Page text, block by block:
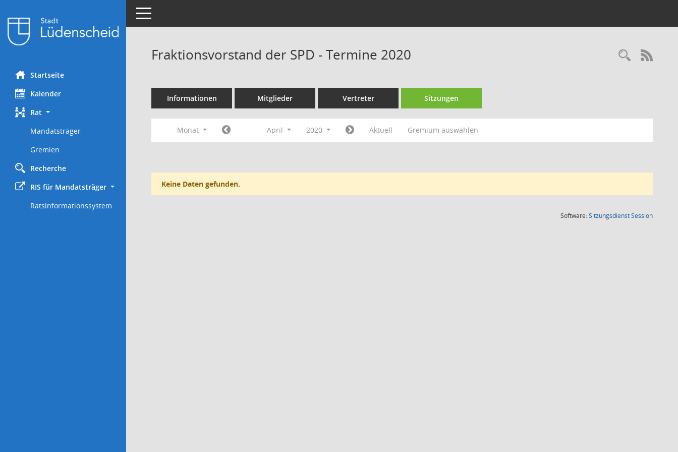
Startseite
Kalender
Rat
Mandatsträger
Gremien
Recherche
RIS für Mandatsträger
Ratsinformationssystem
Toggle navigation
Fraktionsvorstand der SPD - Termine 2020
Informationen Mitglieder Vertreter Sitzungen
Monat April 2020 Aktuell Gremium auswählen
Keine Daten gefunden.
Software:SitzungsdienstSession(Wird in